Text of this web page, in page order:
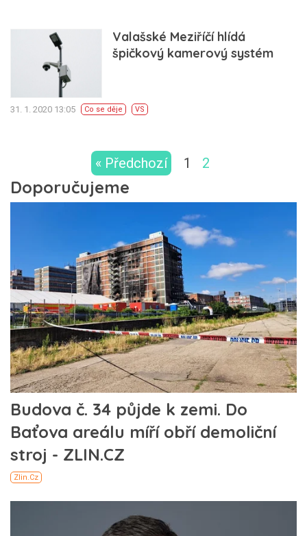
Valašské Meziříčí hlídá
špičkový kamerový systém
31. 1. 2020 13:05 Co se děje VS
« Předchozí 1 2